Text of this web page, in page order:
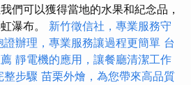
們可以獲得當地的水果和紀念品，
瀑布。 新竹徵信社，專業服務守
證辦理，專業服務讓過程更簡單 台
靜電機的應用，讓餐廳清潔工作
整步驟 苗栗外燴，為您帶來高品質